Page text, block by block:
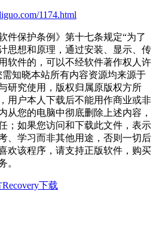
1174.html
件保护条例》第十七条规定“为了
思想和原理，通过安装、显示、传
软件的，可以不经软件著作权人许
知晓本站所有内容资源均来源于
研究使用，版权归属原版权方所
用户本人下载后不能用作商业或非
从您的电脑中彻底删除上述内容，
；如果您访问和下载此文件，表示
、学习而非其他用途，否则一切后
欢该程序，请支持正版软件，购买
。
下载